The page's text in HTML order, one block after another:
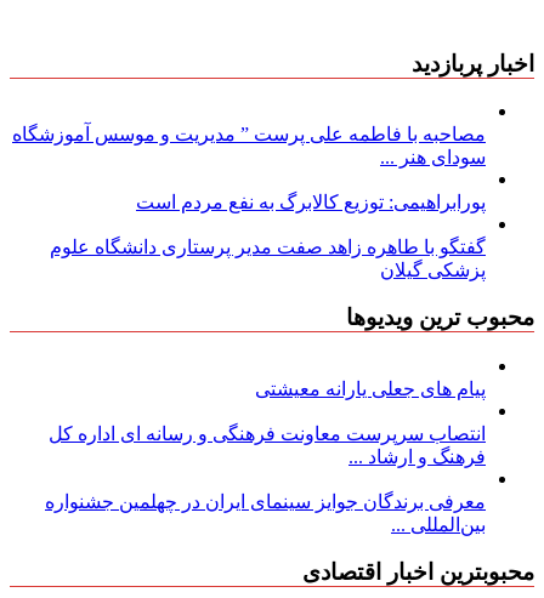
اخبار پربازدید
مصاحبه با فاطمه علی پرست ” مدیریت و موسس آموزشگاه
سودای هنر ...
پورابراهیمی: توزیع کالابرگ به نفع مردم است
گفتگو با طاهره زاهد صفت مدیر پرستاری دانشگاه علوم
پزشکی گیلان
محبوب ترین ویدیوها
پیام های جعلی یارانه معیشتی
انتصاب سرپرست معاونت فرهنگی و رسانه ای اداره کل
فرهنگ و ارشاد ...
معرفی برندگان جوایز سینمای ایران در چهلمین جشنواره
بین‌المللی ...
محبوبترین اخبار اقتصادی